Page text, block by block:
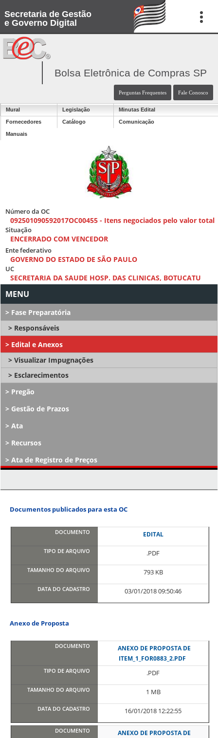
Secretaria de Gestão
e Governo Digital
Bolsa Eletrônica de Compras SP
Perguntas Frequentes Fale Conosco
Mural Legislação Minutas Edital
Fornecedores Catálogo Comunicação
Manuais
Número da OC
092501090592017OC00455 - Itens negociados pelo valor total
Situação
ENCERRADO COM VENCEDOR
Ente federativo
GOVERNO DO ESTADO DE SÃO PAULO
UC
SECRETARIA DA SAUDE HOSP. DAS CLINICAS, BOTUCATU
Fase Preparatória
Responsáveis
Edital e Anexos
Visualizar Impugnações
Esclarecimentos
Pregão
Gestão de Prazos
Ata
Recursos
Ata de Registro de Preços
Documentos publicados para esta OC
EDITAL
.PDF
793 KB
03/01/2018 09:50:46
Anexo de Proposta
ANEXO DE PROPOSTA DE
ITEM_1_FOR0883_2.PDF
.PDF
1 MB
16/01/2018 12:22:55
ANEXO DE PROPOSTA DE